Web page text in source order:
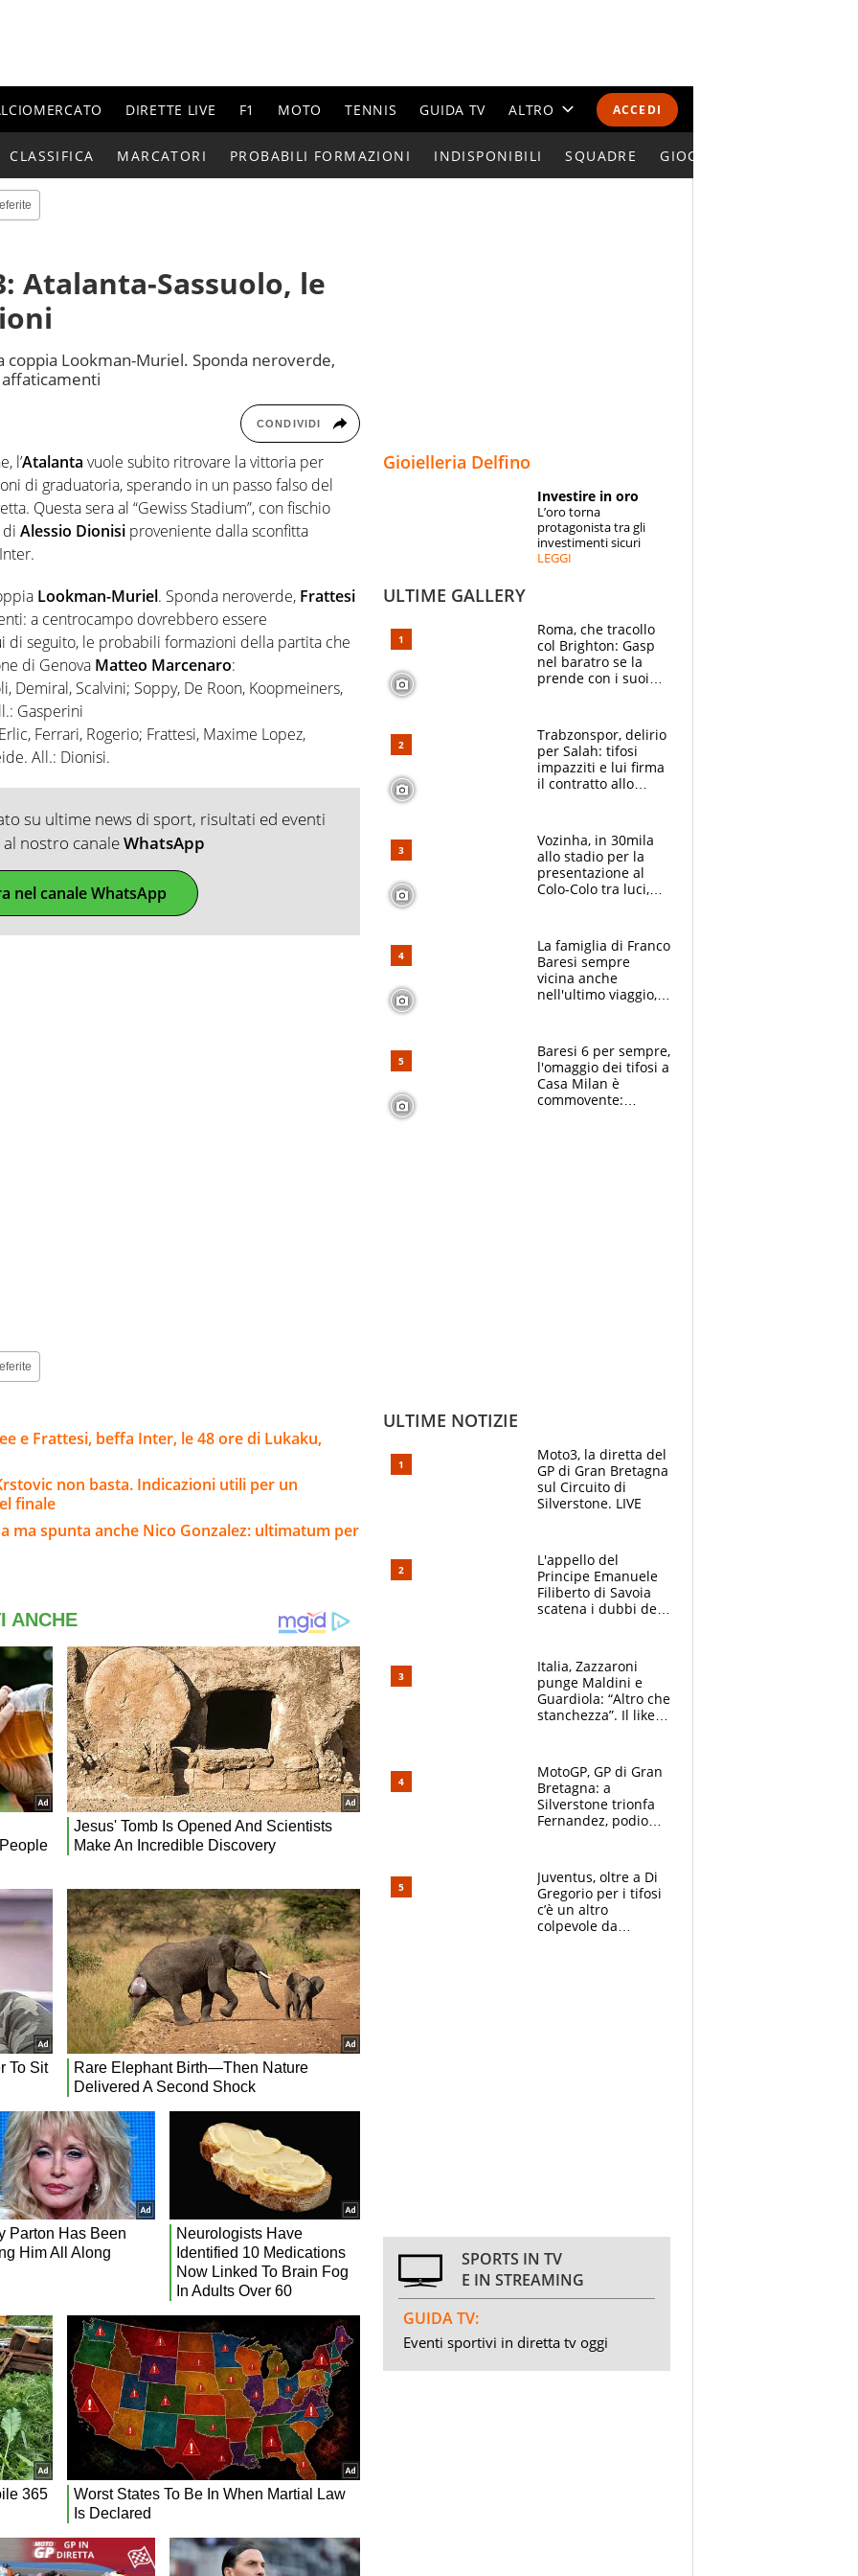
ACCEDI
DIRETTE LIVE F1 MOTO TENNIS GUIDA TV ALTRO
CALENDARI E CLASSIFICHE
ESPERTI
CLASSIFICA MARCATORI PROBABILI FORMAZIONI INDISPONIBILI SQUADRE GIOCATORI SERIE A
Atalanta-Sassuolo, le
coppia Lookman-Muriel. Sponda neroverde,
CONDIVIDI
l’Atalanta vuole subito ritrovare la vittoria per
di graduatoria, sperando in un passo falso del
Questa sera al “Gewiss Stadium”, con fischio
di Alessio Dionisi proveniente dalla sconfitta
Lookman-Muriel. Sponda neroverde, Frattesi
a centrocampo dovrebbero essere
di seguito, le probabili formazioni della partita che
di Genova Matteo Marcenaro:
Demiral, Scalvini; Soppy, De Roon, Koopmeiners,
Gasperini
Ferrari, Rogerio; Frattesi, Maxime Lopez,
All.: Dionisi.
su ultime news di sport, risultati ed eventi
al nostro canaleWhatsApp
nel canale WhatsApp
e Frattesi, beffa Inter, le 48 ore di Lukaku,
non basta. Indicazioni utili per un
finale
ma spunta anche Nico Gonzalez: ultimatum per
Gioielleria Delfino
Investire in oro
L’oro torna
protagonista tra gli
investimenti sicuri
LEGGI
ULTIME GALLERY
Roma, che tracollo
col Brighton: Gasp
nel baratro se la
prende con i suoi
Trabzonspor, delirio
per Salah: tifosi
impazziti e lui firma
il contratto allo
Vozinha, in 30mila
allo stadio per la
presentazione al
Colo-Colo tra luci,
La famiglia di Franco
Baresi sempre
vicina anche
nell'ultimo viaggio,
circondati
dall'affetto dei tifosi
Baresi 6 per sempre,
l'omaggio dei tifosi a
Casa Milan è
commovente:
ULTIME NOTIZIE
Moto3, la diretta del
GP di Gran Bretagna
sul Circuito di
Silverstone. LIVE
L'appello del
Principe Emanuele
Filiberto di Savoia
scatena i dubbi dei
Italia, Zazzaroni
punge Maldini e
Guardiola: “Altro che
stanchezza”. Il like
MotoGP, GP di Gran
Bretagna: a
Silverstone trionfa
Fernandez, podio
ed eroico
Juventus, oltre a Di
Gregorio per i tifosi
c’è un altro
colpevole da
SPORTS IN TV
E IN STREAMING
GUIDA TV:
Eventi sportivi in diretta tv oggi